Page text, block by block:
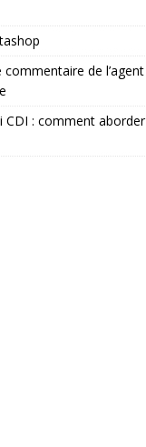
de l’agent
CDI : comment aborder